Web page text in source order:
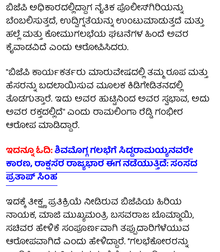
ಬಿಜೆಪಿ ಅಧಿಕಾರದಲ್ಲಿದ್ದಾಗ ನೈತಿಕ ಪೊಲೀಸ್‌ಗಿರಿಯನ್ನು
ಬೆಂಬಲಿಸುತ್ತದೆ, ಉದ್ವಿಗ್ನತೆಯನ್ನು ಉಂಟುಮಾಡುತ್ತದೆ ಮತ್ತು
ಹಲ್ಲೆ ಮತ್ತು ಕೋಮುಗಲಭೆಯ ಘಟನೆಗಳ ಹಿಂದೆ ಅವರ
ಕೈವಾಡವಿದೆ ಎಂದು ಆರೋಪಿಸಿದರು.
"ಬಿಜೆಪಿ ಕಾರ್ಯಕರ್ತರು ಮಾರುವೇಷದಲ್ಲಿ ತಮ್ಮ ರೂಪ ಮತ್ತು
ಹೆಸರನ್ನು ಬದಲಾಯಿಸುವ ಮೂಲಕ ಕಿಡಿಗೇಡಿತನದಲ್ಲಿ
ತೊಡಗುತ್ತಾರೆ. ಇದು ಅವರ ಹುಟ್ಟಿನಿಂದ ಅವರ ಸ್ವಭಾವ, ಅದು
ಅವರ ರಕ್ತದಲ್ಲಿದೆ" ಎಂದು ರಾಮಲಿಂಗಾ ರೆಡ್ಡಿ ಗಂಭೀರ
ಆರೋಪ ಮಾಡಿದ್ದಾರೆ.
ಇದನ್ನೂ ಓದಿ:ಶಿವಮೊಗ್ಗ ಗಲಭೆಗೆ ಸಿದ್ದರಾಮಯ್ಯನವರೇ
ಕಾರಣ, ರಾಕ್ಷಸರ ರಾಜ್ಯಭಾರ ಈಗ ನಡೆಯುತ್ತಿದೆ: ಸಂಸದ
ಪ್ರತಾಪ್ ಸಿಂಹ
ಇದಕ್ಕೆ ತೀಕ್ಷ್ಣ ಪ್ರತಿಕ್ರಿಯೆ ನೀಡಿರುವ ಬಿಜೆಪಿಯ ಹಿರಿಯ
ನಾಯಕ, ಮಾಜಿ ಮುಖ್ಯಮಂತ್ರಿ ಬಸವರಾಜ ಬೊಮ್ಮಾಯಿ,
ಸಚಿವರ ಹೇಳಿಕೆ ಸಂಪೂರ್ಣವಾಗಿ ತಪ್ಪುದಾರಿಗೆಳೆಯುವ
ಆರೋಪವಾಗಿದೆ ಎಂದು ಹೇಳಿದ್ದಾರೆ. ‘‘ಗಲಭೆಕೋರರನ್ನು